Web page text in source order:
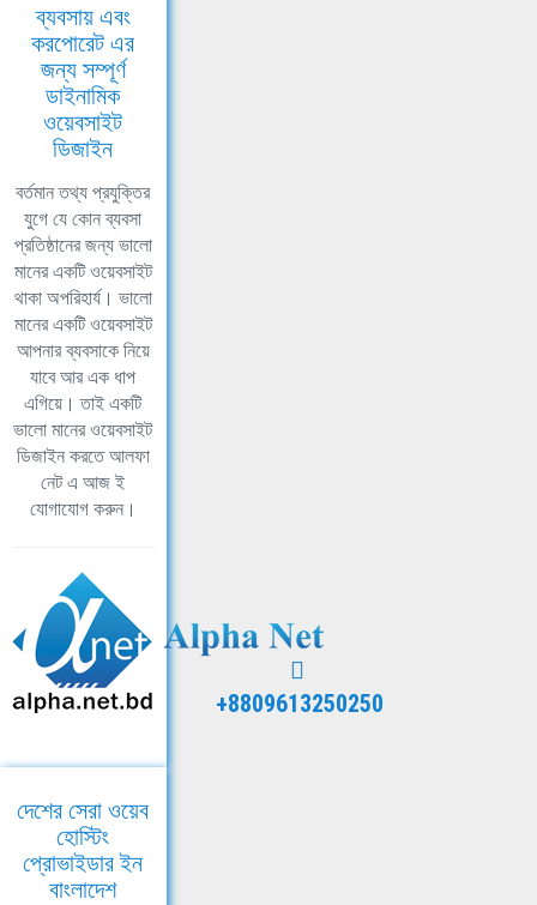
ব্যবসায় এবং
করপোরেট এর
জন্য সম্পূর্ণ
ডাইনামিক
ওয়েবসাইট
ডিজাইন
বর্তমান তথ্য প্রযুক্তির
যুগে যে কোন ব্যবসা
প্রতিষ্ঠানের জন্য ভালো
মানের একটি ওয়েবসাইট
থাকা অপরিহার্য। ভালো
মানের একটি ওয়েবসাইট
আপনার ব্যবসাকে নিয়ে
যাবে আর এক ধাপ
এগিয়ে। তাই একটি
ভালো মানের ওয়েবসাইট
ডিজাইন করতে আলফা
নেট এ আজ ই
যোগাযোগ করুন।
+8809613250250
দেশের সেরা ওয়েব
হোস্টিং
প্রোভাইডার ইন
বাংলাদেশ